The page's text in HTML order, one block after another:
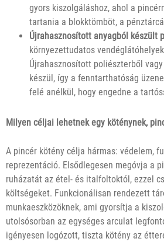
gyors kiszolgáláshoz, ahol a
tartania a blokktömböt, a
Újrahasznosított anyagból készült
környezettudatos
Újrahasznosított poliészterből
készül, így a fenntarthatóság
felé anélkül, hogy engedne a
Milyen céljai lehetnek egy köténynek,
A pincér kötény célja hármas: védelem,
reprezentáció. Elsődlegesen megóvja a
ruházatát az étel- és italfoltoktól, ezzel
költségeket. Funkcionálisan rendezett
munkaeszközöknek, ami gyorsítja a
utolsósorban az egységes arculat
igényesen logózott, tiszta kötény az